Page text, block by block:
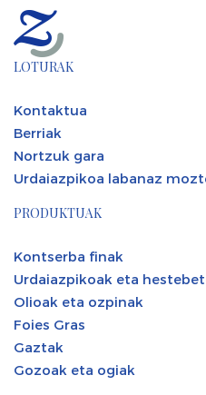
LOTURAK
Kontaktua
Berriak
Nortzuk gara
Urdaiazpikoa labanaz
PRODUKTUAK
Kontserba finak
Urdaiazpikoak eta
Olioak eta ozpinak
Foies Gras
Gaztak
Gozoak eta ogiak